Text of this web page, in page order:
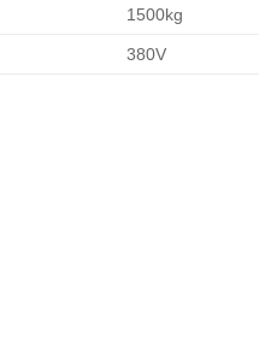
1500kg
380V